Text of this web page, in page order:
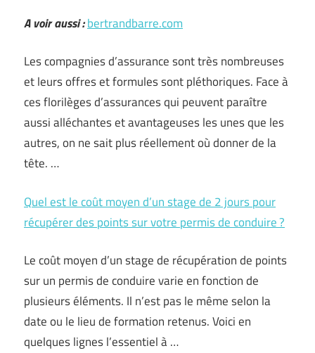
A voir aussi :bertrandbarre.com
Les compagnies d’assurance sont très nombreuses
et leurs offres et formules sont pléthoriques. Face à
ces florilèges d’assurances qui peuvent paraître
aussi alléchantes et avantageuses les unes que les
autres, on ne sait plus réellement où donner de la
tête. …
Quel est le coût moyen d’un stage de 2 jours pour
récupérer des points sur votre permis de conduire ?
Le coût moyen d’un stage de récupération de points
sur un permis de conduire varie en fonction de
plusieurs éléments. Il n’est pas le même selon la
date ou le lieu de formation retenus. Voici en
quelques lignes l’essentiel à …